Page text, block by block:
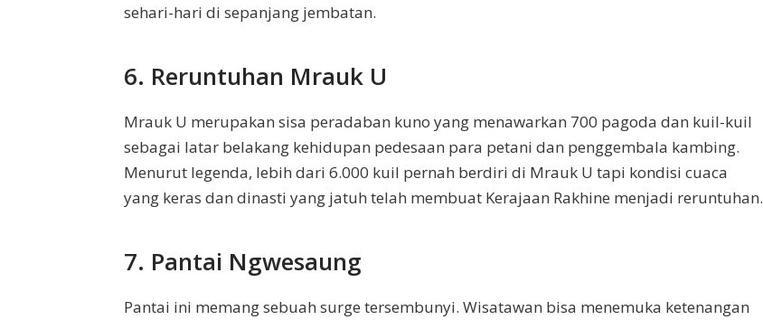
sehari-hari di sepanjang jembatan.
6. Reruntuhan Mrauk U
Mrauk U merupakan sisa peradaban kuno yang menawarkan 700 pagoda dan kuil-kuil
sebagai latar belakang kehidupan pedesaan para petani dan penggembala kambing.
Menurut legenda, lebih dari 6.000 kuil pernah berdiri di Mrauk U tapi kondisi cuaca
yang keras dan dinasti yang jatuh telah membuat Kerajaan Rakhine menjadi reruntuhan.
7. Pantai Ngwesaung
Pantai ini memang sebuah surge tersembunyi. Wisatawan bisa menemuka ketenangan